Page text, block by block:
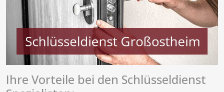
Ihre Vorteile bei den Schlüsseldienst